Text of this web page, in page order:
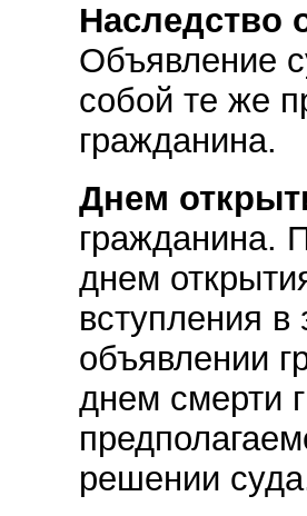
Наследство
Объявление
собой те же
гражданина.
Днем
гражданина.
днем
вступления
объявлении
днем смерти
решении